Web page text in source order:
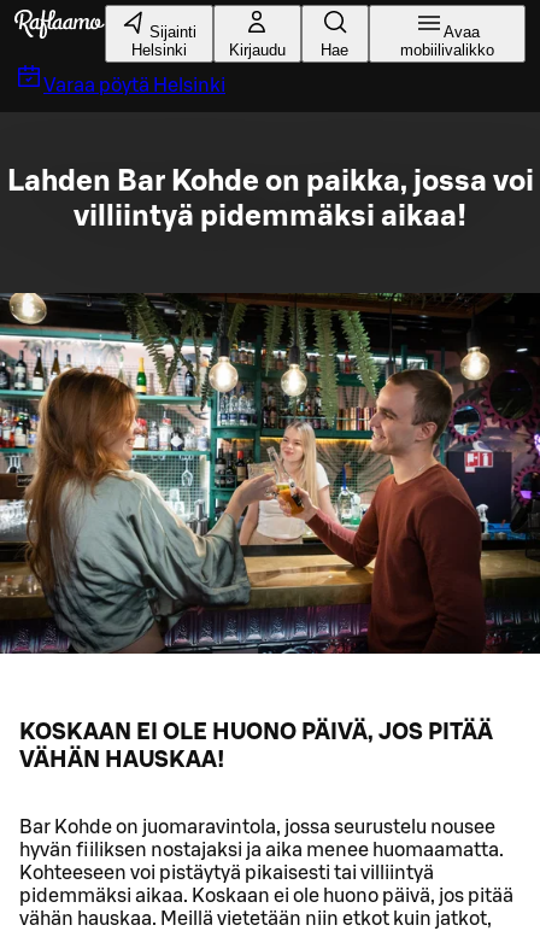
Siirry pääsisältöön
Sijainti
Helsinki
Kirjaudu Hae
Avaa
mobiilivalikko
Varaa pöytä Helsinki
Lahden Bar Kohde on paikka, jossa voi
villiintyä pidemmäksi aikaa!
KOSKAAN EI OLE HUONO PÄIVÄ, JOS PITÄÄ
VÄHÄN HAUSKAA!
Bar Kohde on juomaravintola, jossa seurustelu nousee
hyvän fiiliksen nostajaksi ja aika menee huomaamatta.
Kohteeseen voi pistäytyä pikaisesti tai villiintyä
pidemmäksi aikaa. Koskaan ei ole huono päivä, jos pitää
vähän hauskaa. Meillä vietetään niin etkot kuin jatkot,